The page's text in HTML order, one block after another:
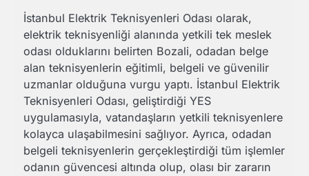
İstanbul Elektrik Teknisyenleri Odası olarak,
elektrik teknisyenliği alanında yetkili tek meslek
odası olduklarını belirten Bozali, odadan belge
alan teknisyenlerin eğitimli, belgeli ve güvenilir
uzmanlar olduğuna vurgu yaptı. İstanbul Elektrik
Teknisyenleri Odası, geliştirdiği YES
uygulamasıyla, vatandaşların yetkili teknisyenlere
kolayca ulaşabilmesini sağlıyor. Ayrıca, odadan
belgeli teknisyenlerin gerçekleştirdiği tüm işlemler
odanın güvencesi altında olup, olası bir zararın